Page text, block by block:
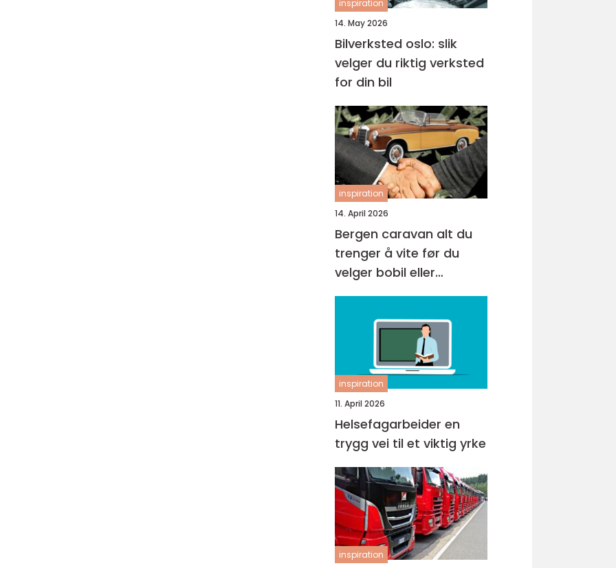
inspiration
14. May 2026
Bilverksted oslo: slik
velger du riktig verksted
for din bil
inspiration
14. April 2026
Bergen caravan alt du
trenger å vite før du
velger bobil eller
campingvogn
inspiration
11. April 2026
Helsefagarbeider en
trygg vei til et viktig yrke
inspiration